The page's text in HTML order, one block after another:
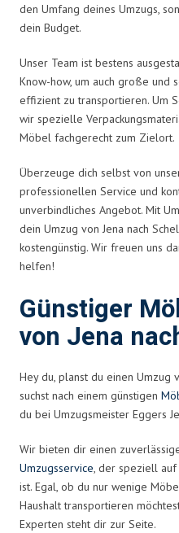
den Umfang deines Umzugs,
dein Budget.
Unser Team ist bestens
Know-how, um auch große und
effizient zu transportieren. Um
wir spezielle
Möbel fachgerecht zum Zielort.
Überzeuge dich selbst von
professionellen Service und
unverbindliches Angebot. Mit
dein Umzug von Jena nach
kostengünstig. Wir freuen uns
helfen!
Günstiger
von Jena
Hey du, planst du einen Umzug
suchst nach einem günstigen
du bei Umzugsmeister Eggers
Wir bieten dir einen
Umzugsservice, der speziell auf
ist. Egal, ob du nur wenige
Haushalt transportieren
Experten steht dir zur Seite.